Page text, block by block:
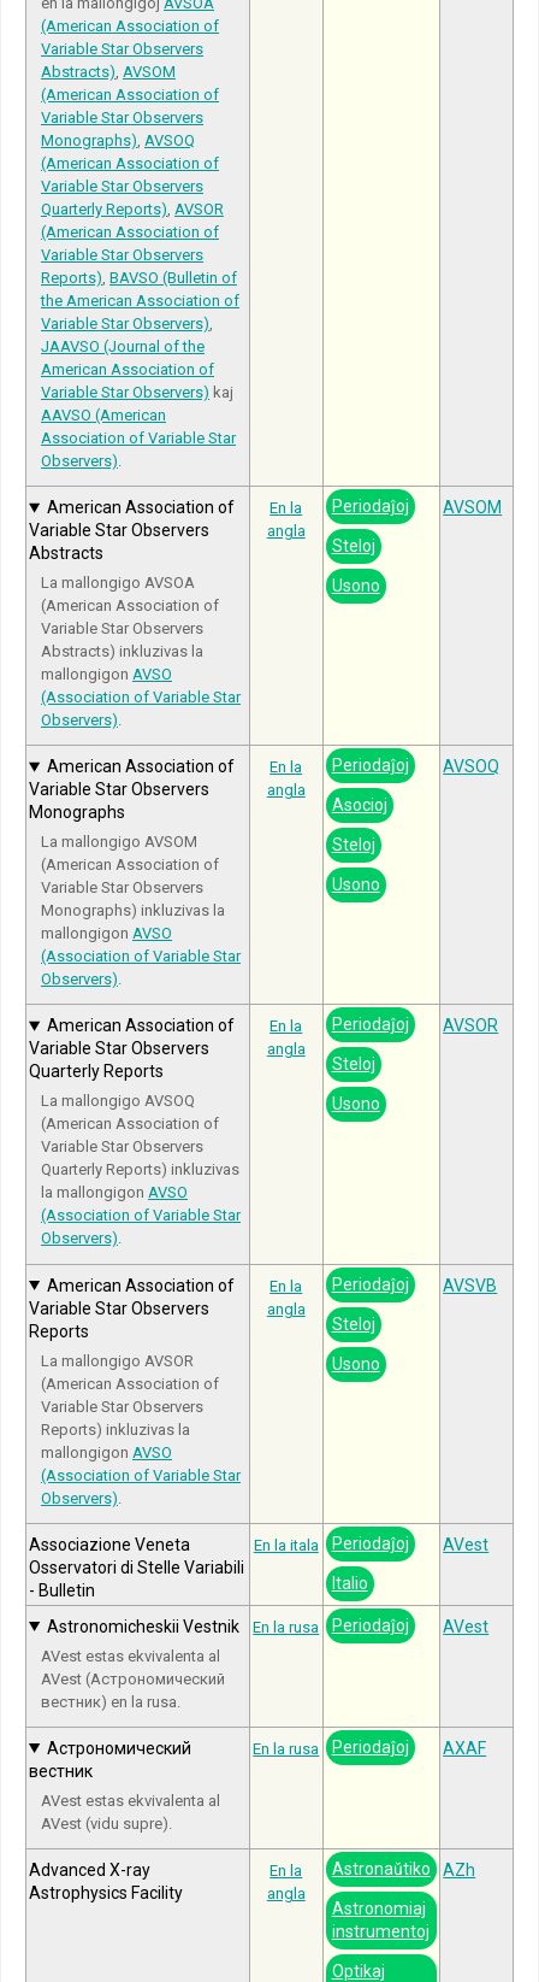
(American Association of
Variable Star Observers
Abstracts), AVSOM
(American Association of
Variable Star Observers
Monographs), AVSOQ
(American Association of
Variable Star Observers
Quarterly Reports), AVSOR
(American Association of
Variable Star Observers
Reports), BAVSO (Bulletin of
the American Association of
Variable Star Observers),
JAAVSO (Journal of the
American Association of
Variable Star Observers) kaj
AAVSO (American
Association of Variable Star
Observers).
American Association of
Variable Star Observers
Abstracts
La mallongigo AVSOA
(American Association of
Variable Star Observers
Abstracts) inkluzivas la
mallongigon AVSO
(Association of Variable Star
Observers).
En la
angla
Periodaĵoj
Steloj
Usono
AVSOM
American Association of
Variable Star Observers
Monographs
La mallongigo AVSOM
(American Association of
Variable Star Observers
Monographs) inkluzivas la
mallongigon AVSO
(Association of Variable Star
Observers).
En la
angla
Periodaĵoj
Asocioj
Steloj
Usono
AVSOQ
American Association of
Variable Star Observers
Quarterly Reports
La mallongigo AVSOQ
(American Association of
Variable Star Observers
Quarterly Reports) inkluzivas
la mallongigon AVSO
(Association of Variable Star
Observers).
En la
angla
Periodaĵoj
Steloj
Usono
AVSOR
American Association of
Variable Star Observers
Reports
La mallongigo AVSOR
(American Association of
Variable Star Observers
Reports) inkluzivas la
mallongigon AVSO
(Association of Variable Star
Observers)
En la
angla
Periodaĵoj
Steloj
Usono
AVSVB
Associazione Veneta
Osservatori di Stelle Variabili
- Bulletin
En la itala Periodaĵoj
Italio
AVest
Astronomicheskii Vestnik
AVest estas ekvivalenta al
AVest (Астрономический
вестник) en la rusa.
En la rusa Periodaĵoj AVest
Астрономический
вестник
AVest estas ekvivalenta al
AVest (vidu supre).
En la rusa Periodaĵoj AXAF
Advanced X-ray
Astrophysics Facility
En la
angla
Astronaŭtiko
Astronomiaj
instrumentoj
Optikaj
AZh